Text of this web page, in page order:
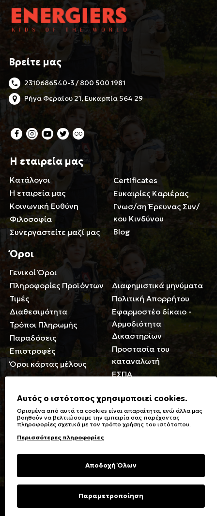
Βρείτε μας
2310686540-3 / 800 500 1981
Ρήγα Φεραίου 21, Ευκαρπία 564 29
Η εταιρεία μας
Κατάλογοι
Η εταιρεία μας
Κοινωνική Ευθύνη
Φιλοσοφία
Συνεργαστείτε μαζί μας
Certificates
Ευκαιρίες Καριέρας
Γνωσ/ση Έρευνας Συν/
κου Κινδύνου
Blog
Όροι
Γενικοί Όροι
Πληροφορίες Προϊόντων
Τιμές
Διαθεσιμότητα
Τρόποι Πληρωμής
Παραδόσεις
Επιστροφές
Όροι κάρτας μέλους
Περιορισμοί ευθύνης
Διαφημιστικά μηνύματα
Πολιτική Απορρήτου
Εφαρμοστέο δίκαιο -
Αρμοδιότητα
Δικαστηρίων
Προστασία του
καταναλωτή
ΕΣΠΑ
Γενικά
Καταστήματα
Ειδικές Εκπτώσεις ΑμΕΑ
Δωροκάρτες
Συχνές Ερωτήσεις
Φροντίδα Ρούχων
Σύμβολα πλύσης,
σιδερώματος
υφασμάτων
Επικοινωνία
Copyright © 2023 Energiers.gr
Αυτός ο ιστότοπος χρησιμοποιεί cookies.
Ορισμένα από αυτά τα cookies είναι απαραίτητα, ενώ άλλα μας
βοηθούν να βελτιώσουμε την εμπειρία σας παρέχοντας
πληροφορίες σχετικά με τον τρόπο χρήσης του ιστότοπου.
Περισσότερες πληροφορίες
Αποδοχή Όλων
Παραμετροποίηση